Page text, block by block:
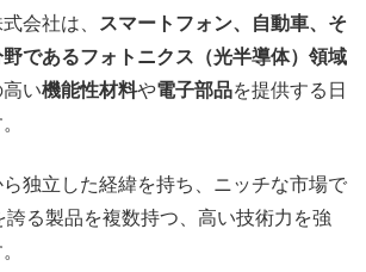
会社は、 スマートフォン、自動車、そ
であるフォトニクス（光半導体）領域
い機能性材料や電子部品を提供する日
独立した経緯を持ち、ニッチな市場で
誇る製品を複数持つ、高い技術力を強